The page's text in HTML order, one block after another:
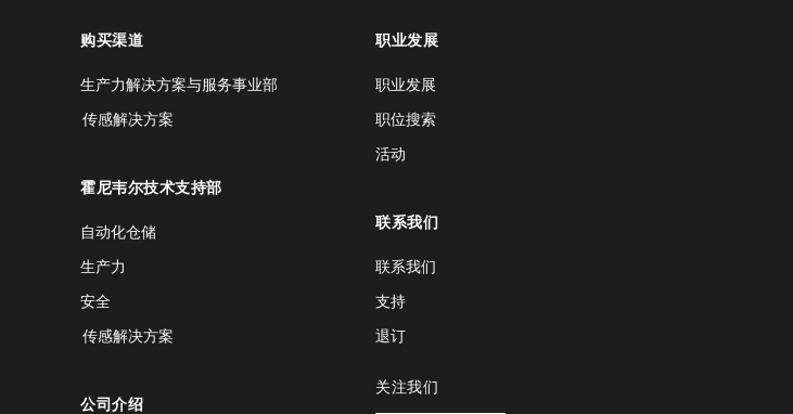
购买渠道
生产力解决方案与服务事业部
传感解决方案
霍尼韦尔技术支持部
自动化仓储
生产力
安全
传感解决方案
公司介绍
职业发展
职业发展
职位搜索
活动
联系我们
联系我们
支持
退订
关注我们